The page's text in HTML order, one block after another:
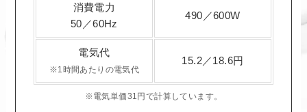
消費電力
50／60Hz
490／600W
電気代
※1時間あたりの電気代
15.2／18.6円
※電気単価31円で計算しています。